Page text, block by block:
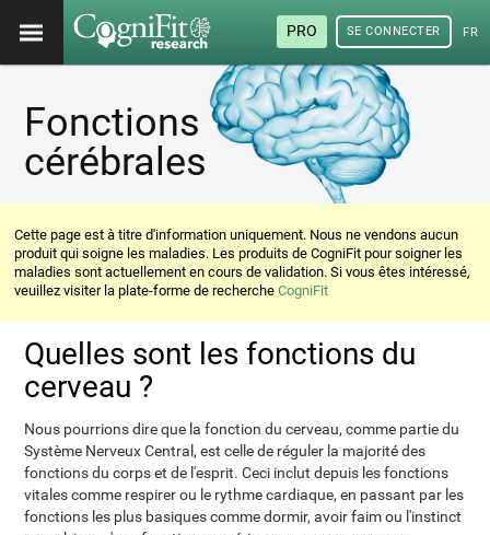
PRO SE CONNECTER
Fonctions
cérébrales
Cette page est à titre d'information uniquement. Nous ne vendons aucun
produit qui soigne les maladies. Les produits de CogniFit pour soigner les
maladies sont actuellement en cours de validation. Si vous êtes intéressé,
veuillez visiter la plate-forme de rechercheCogniFit
Quelles sont les fonctions du
cerveau ?
Nous pourrions dire que la fonction du cerveau, comme partie du
Système Nerveux Central, est celle de réguler la majorité des
fonctions du corps et de l'esprit. Ceci inclut depuis les fonctions
vitales comme respirer ou le rythme cardiaque, en passant par les
fonctions les plus basiques comme dormir, avoir faim ou l'instinct